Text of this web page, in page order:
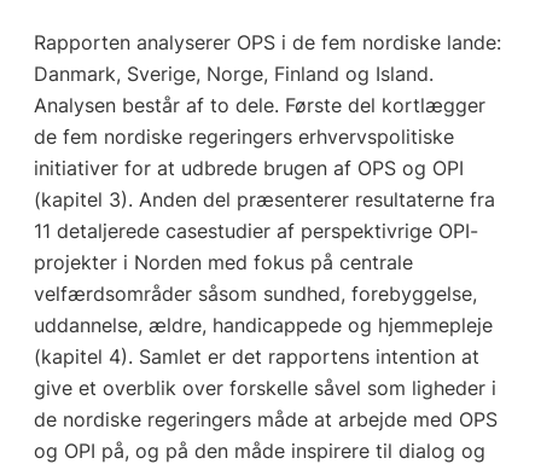
Rapporten analyserer OPS i de fem nordiske lande:
Danmark, Sverige, Norge, Finland og Island.
Analysen består af to dele. Første del kortlægger
de fem nordiske regeringers erhvervspolitiske
initiativer for at udbrede brugen af OPS og OPI
(kapitel 3). Anden del præsenterer resultaterne fra
11 detaljerede casestudier af perspektivrige OPI-
projekter i Norden med fokus på centrale
velfærdsområder såsom sundhed, forebyggelse,
uddannelse, ældre, handicappede og hjemmepleje
(kapitel 4). Samlet er det rapportens intention at
give et overblik over forskelle såvel som ligheder i
de nordiske regeringers måde at arbejde med OPS
og OPI på, og på den måde inspirere til dialog og